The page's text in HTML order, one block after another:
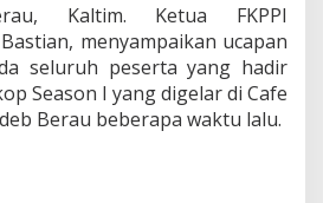
,
S
e
a
s
Kaltim. Ketua FKPPI
menyampaikan ucapan
seluruh peserta yang hadir
Season I yang digelar di Cafe
Berau beberapa waktu lalu.